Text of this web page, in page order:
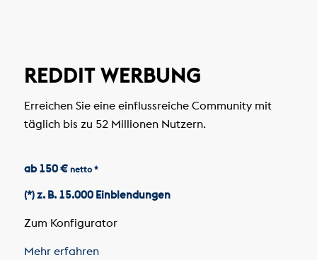
REDDIT WERBUNG
Erreichen Sie eine einflussreiche Community mit
täglich bis zu 52 Millionen Nutzern.
ab 150 € netto *
(*) z. B. 15.000 Einblendungen
Zum Konfigurator
Mehr erfahren